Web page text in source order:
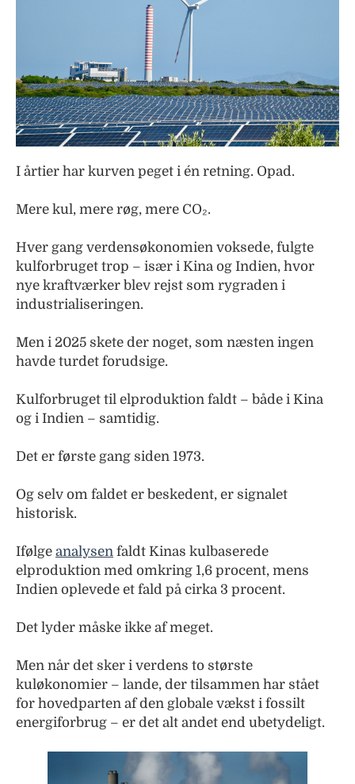
I årtier har kurven peget i én retning. Opad.
Mere kul, mere røg, mere CO₂.
Hver gang verdensøkonomien voksede, fulgte
kulforbruget trop – især i Kina og Indien, hvor
nye kraftværker blev rejst som rygraden i
industrialiseringen.
Men i 2025 skete der noget, som næsten ingen
havde turdet forudsige.
Kulforbruget til elproduktion faldt – både i Kina
og i Indien – samtidig.
Det er første gang siden 1973.
Og selv om faldet er beskedent, er signalet
historisk.
Ifølge analysen faldt Kinas kulbaserede
elproduktion med omkring 1,6 procent, mens
Indien oplevede et fald på cirka 3 procent.
Det lyder måske ikke af meget.
Men når det sker i verdens to største
kuløkonomier – lande, der tilsammen har stået
for hovedparten af den globale vækst i fossilt
energiforbrug – er det alt andet end ubetydeligt.